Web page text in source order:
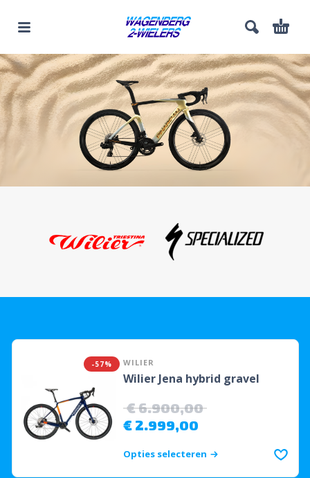
-57% WILIER
Wilier Jena hybrid gravel
€6.900,00
€2.999,00
Opties selecteren